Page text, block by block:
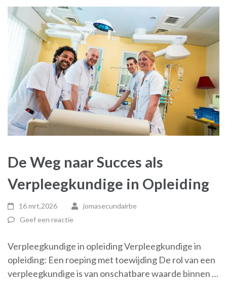
De Weg naar Succes als
Verpleegkundige in Opleiding
16 mrt,2026
jomasecundairbe
Geef een reactie
Verpleegkundige in opleiding Verpleegkundige in
opleiding: Een roeping met toewijding De rol van een
verpleegkundige is van onschatbare waarde binnen …